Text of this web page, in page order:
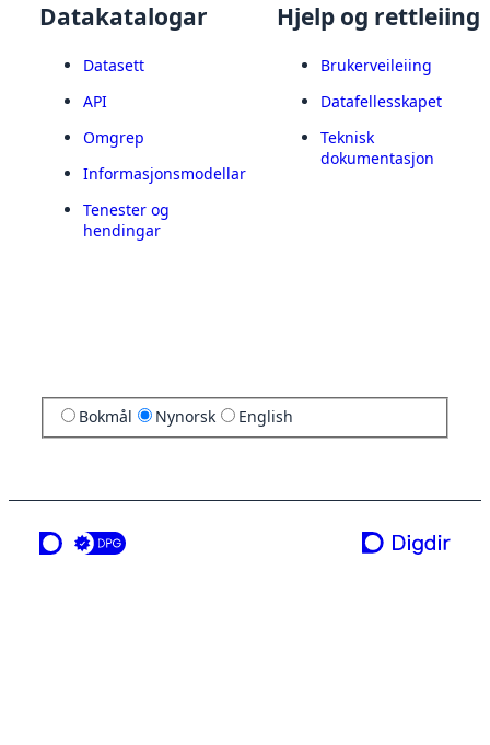
Datakatalogar
Datasett
API
Omgrep
Informasjonsmodellar
Tenester og
hendingar
Hjelp og rettleiing
Brukerveileiing
Datafellesskapet
Teknisk
dokumentasjon
Bokmål Nynorsk English